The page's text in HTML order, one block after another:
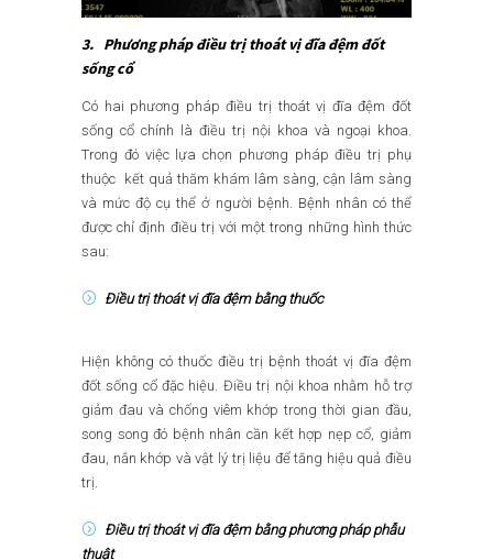
3. Phương pháp điều trị thoát vị đĩa đệm đốt
sống cổ
Có hai phương pháp điều trị thoát vị đĩa đệm đốt
sống cổ chính là điều trị nội khoa và ngoại khoa.
Trong đó việc lựa chọn phương pháp điều trị phụ
thuộc kết quả thăm khám lâm sàng, cận lâm sàng
và mức độ cụ thể ở người bệnh. Bệnh nhân có thể
được chỉ định điều trị với một trong những hình thức
sau:
Điều trị thoát vị đĩa đệm bằng thuốc
Hiện không có thuốc điều trị bệnh thoát vị đĩa đệm
đốt sống cổ đặc hiệu. Điều trị nội khoa nhằm hỗ trợ
giảm đau và chống viêm khớp trong thời gian đầu,
song song đó bệnh nhân cần kết hợp nẹp cổ, giảm
đau, nắn khớp và vật lý trị liệu để tăng hiệu quả điều
trị.
Điều trị thoát vị đĩa đệm bằng phương pháp phẫu
thuật